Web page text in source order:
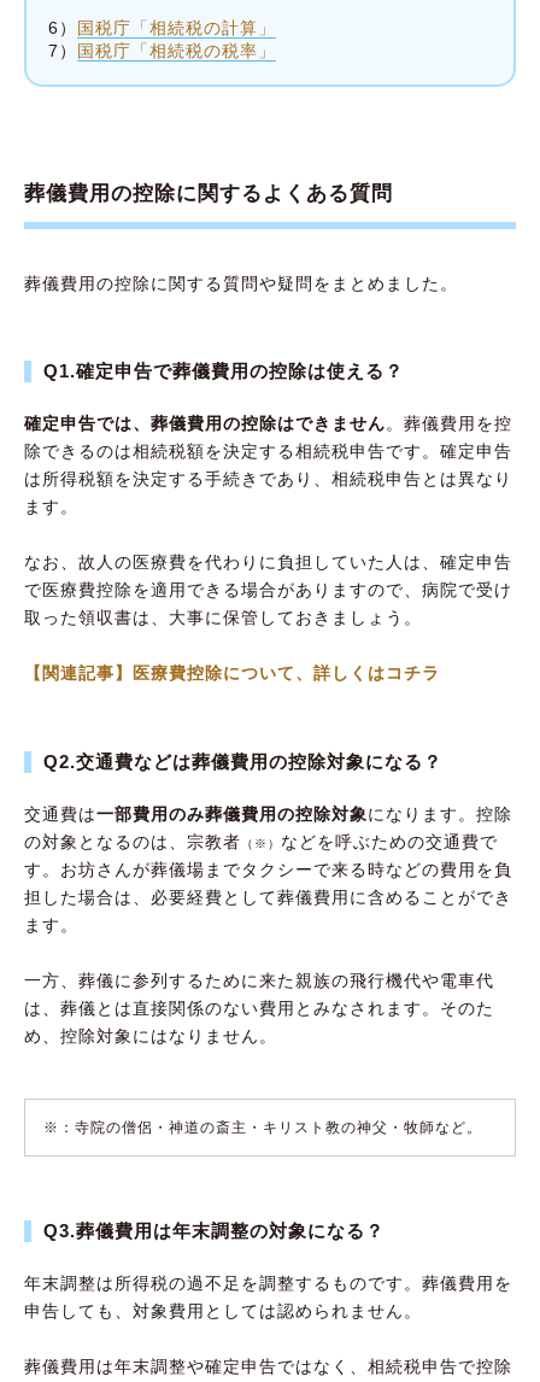
6）
国税庁「相続税の計算」
7）
国税庁「相続税の税率」
葬儀費用の控除に関するよくある質問
葬儀費用の控除に関する質問や疑問をまとめました。
Q1.確定申告で葬儀費用の控除は使える？
確定申告では、葬儀費用の控除はできません。葬儀費用を控
除できるのは相続税額を決定する相続税申告です。確定申告
は所得税額を決定する手続きであり、相続税申告とは異なり
ます。
なお、故人の医療費を代わりに負担していた人は、確定申告
で医療費控除を適用できる場合がありますので、病院で受け
取った領収書は、大事に保管しておきましょう。
【関連記事】医療費控除について、詳しくはコチラ
Q2.交通費などは葬儀費用の控除対象になる？
交通費は一部費用のみ葬儀費用の控除対象になります。控除
の対象となるのは、宗教者 （※） などを呼ぶための交通費で
す。お坊さんが葬儀場までタクシーで来る時などの費用を負
担した場合は、必要経費として葬儀費用に含めることができ
ます。
一方、葬儀に参列するために来た親族の飛行機代や電車代
は、葬儀とは直接関係のない費用とみなされます。そのた
め、控除対象にはなりません。
※：寺院の僧侶・神道の斎主・キリスト教の神父・牧師など。
Q3.葬儀費用は年末調整の対象になる？
年末調整は所得税の過不足を調整するものです。葬儀費用を
申告しても、対象費用としては認められません。
葬儀費用は年末調整や確定申告ではなく、相続税申告で控除